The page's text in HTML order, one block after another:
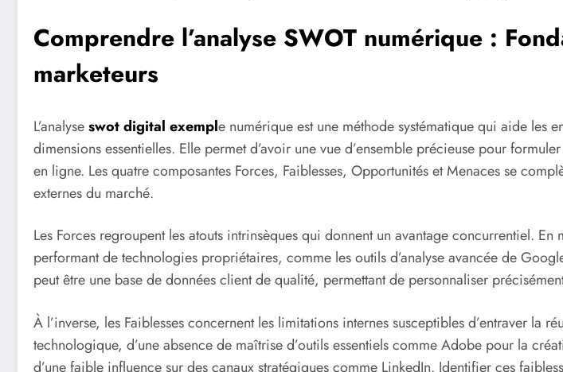
Comprendre l’analyse SWOT numérique :
marketeurs
L’analyseswot digital exemple numérique est une méthode systématique qui aide les
dimensions essentielles. Elle permet d’avoir une vue d’ensemble précieuse pour
en ligne. Les quatre composantes Forces, Faiblesses, Opportunités et Menaces se
externes du marché.
Les Forces regroupent les atouts intrinsèques qui donnent un avantage concurrentiel.
performant de technologies propriétaires, comme les outils d’analyse avancée de
peut être une base de données client de qualité, permettant de personnaliser
À l’inverse, les Faiblesses concernent les limitations internes susceptibles d’entraver la
technologique, d’une absence de maîtrise d’outils essentiels comme Adobe pour la
d’une faible influence sur des canaux stratégiques comme LinkedIn. Identifier ces